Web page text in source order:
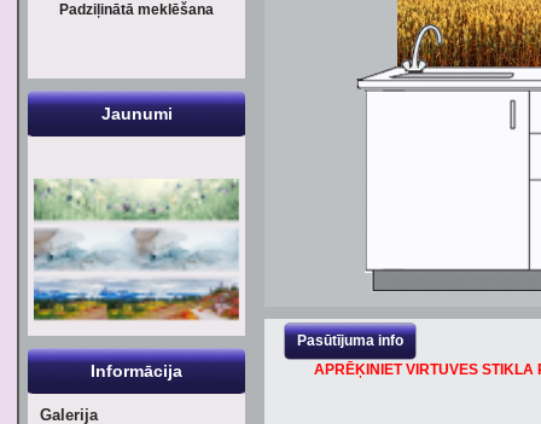
Pasūtījuma info
APRĒĶINIET VIRTUVES
Padziļinātā meklēšana
Jaunumi
Informācija
Galerija